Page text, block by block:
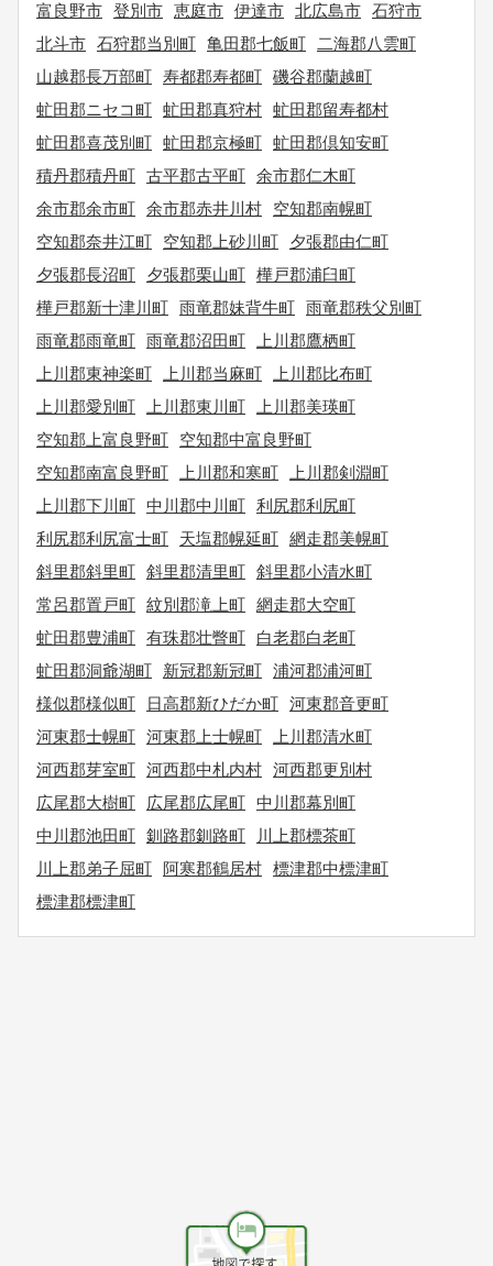
富良野市 登別市 恵庭市 伊達市 北広島市 石狩市
北斗市 石狩郡当別町 亀田郡七飯町
二海郡八雲町
山越郡長万部町 寿都郡寿都町 磯谷郡蘭越町
虻田郡ニセコ町 虻田郡真狩村 虻田郡留寿都村
虻田郡喜茂別町 虻田郡京極町 虻田郡倶知安町
積丹郡積丹町 古平郡古平町 余市郡仁木町
余市郡余市町 余市郡赤井川村
空知郡南幌町
空知郡奈井江町
空知郡上砂川町
夕張郡由仁町
夕張郡長沼町
夕張郡栗山町 樺戸郡浦臼町
樺戸郡新十津川町 雨竜郡妹背牛町 雨竜郡秩父別町
雨竜郡雨竜町 雨竜郡沼田町
上川郡鷹栖町
上川郡東神楽町
上川郡当麻町
上川郡比布町
上川郡愛別町
上川郡東川町
上川郡美瑛町
空知郡上富良野町
空知郡中富良野町
空知郡南富良野町
上川郡和寒町
上川郡剣淵町
上川郡下川町 中川郡中川町 利尻郡利尻町
利尻郡利尻富士町
天塩郡幌延町 網走郡美幌町
斜里郡斜里町 斜里郡清里町 斜里郡小清水町
常呂郡置戸町 紋別郡滝上町 網走郡大空町
虻田郡豊浦町 有珠郡壮瞥町
白老郡白老町
虻田郡洞爺湖町
新冠郡新冠町 浦河郡浦河町
様似郡様似町
日高郡新ひだか町 河東郡音更町
河東郡士幌町 河東郡上士幌町
上川郡清水町
河西郡芽室町 河西郡中札内村 河西郡更別村
広尾郡大樹町
広尾郡広尾町 中川郡幕別町
中川郡池田町 釧路郡釧路町
川上郡標茶町
川上郡弟子屈町
阿寒郡鶴居村 標津郡中標津町
標津郡標津町